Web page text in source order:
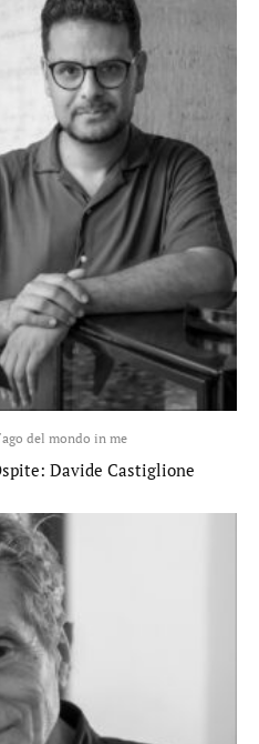
del mondo in me
Davide Castiglione